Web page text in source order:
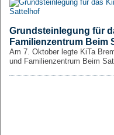
Grundsteinlegung für
Familienzentrum Beim
Am 7. Oktober legte KiTa
und Familienzentrum Beim